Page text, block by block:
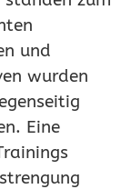
und
wurden
Eine